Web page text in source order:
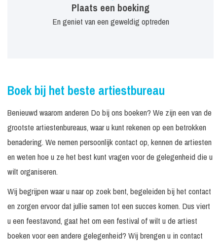
Plaats een boeking
En geniet van een geweldig optreden
Boek bij het beste artiestbureau
Benieuwd waarom anderen Do bij ons boeken? We zijn een van de
grootste artiestenbureaus, waar u kunt rekenen op een betrokken
benadering. We nemen persoonlijk contact op, kennen de artiesten
en weten hoe u ze het best kunt vragen voor de gelegenheid die u
wilt organiseren.
Wij begrijpen waar u naar op zoek bent, begeleiden bij het contact
en zorgen ervoor dat jullie samen tot een succes komen. Dus viert
u een feestavond, gaat het om een festival of wilt u de artiest
boeken voor een andere gelegenheid? Wij brengen u in contact